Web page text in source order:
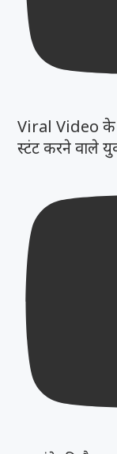
Viral Video के
स्टंट करने वाले